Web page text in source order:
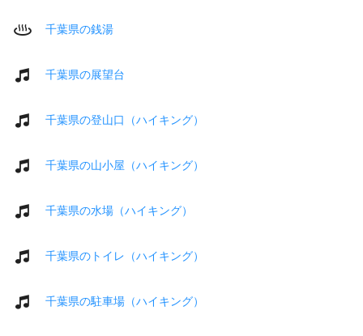
千葉県の銭湯
千葉県の展望台
千葉県の登山口（ハイキング）
千葉県の山小屋（ハイキング）
千葉県の水場（ハイキング）
千葉県のトイレ（ハイキング）
千葉県の駐車場（ハイキング）